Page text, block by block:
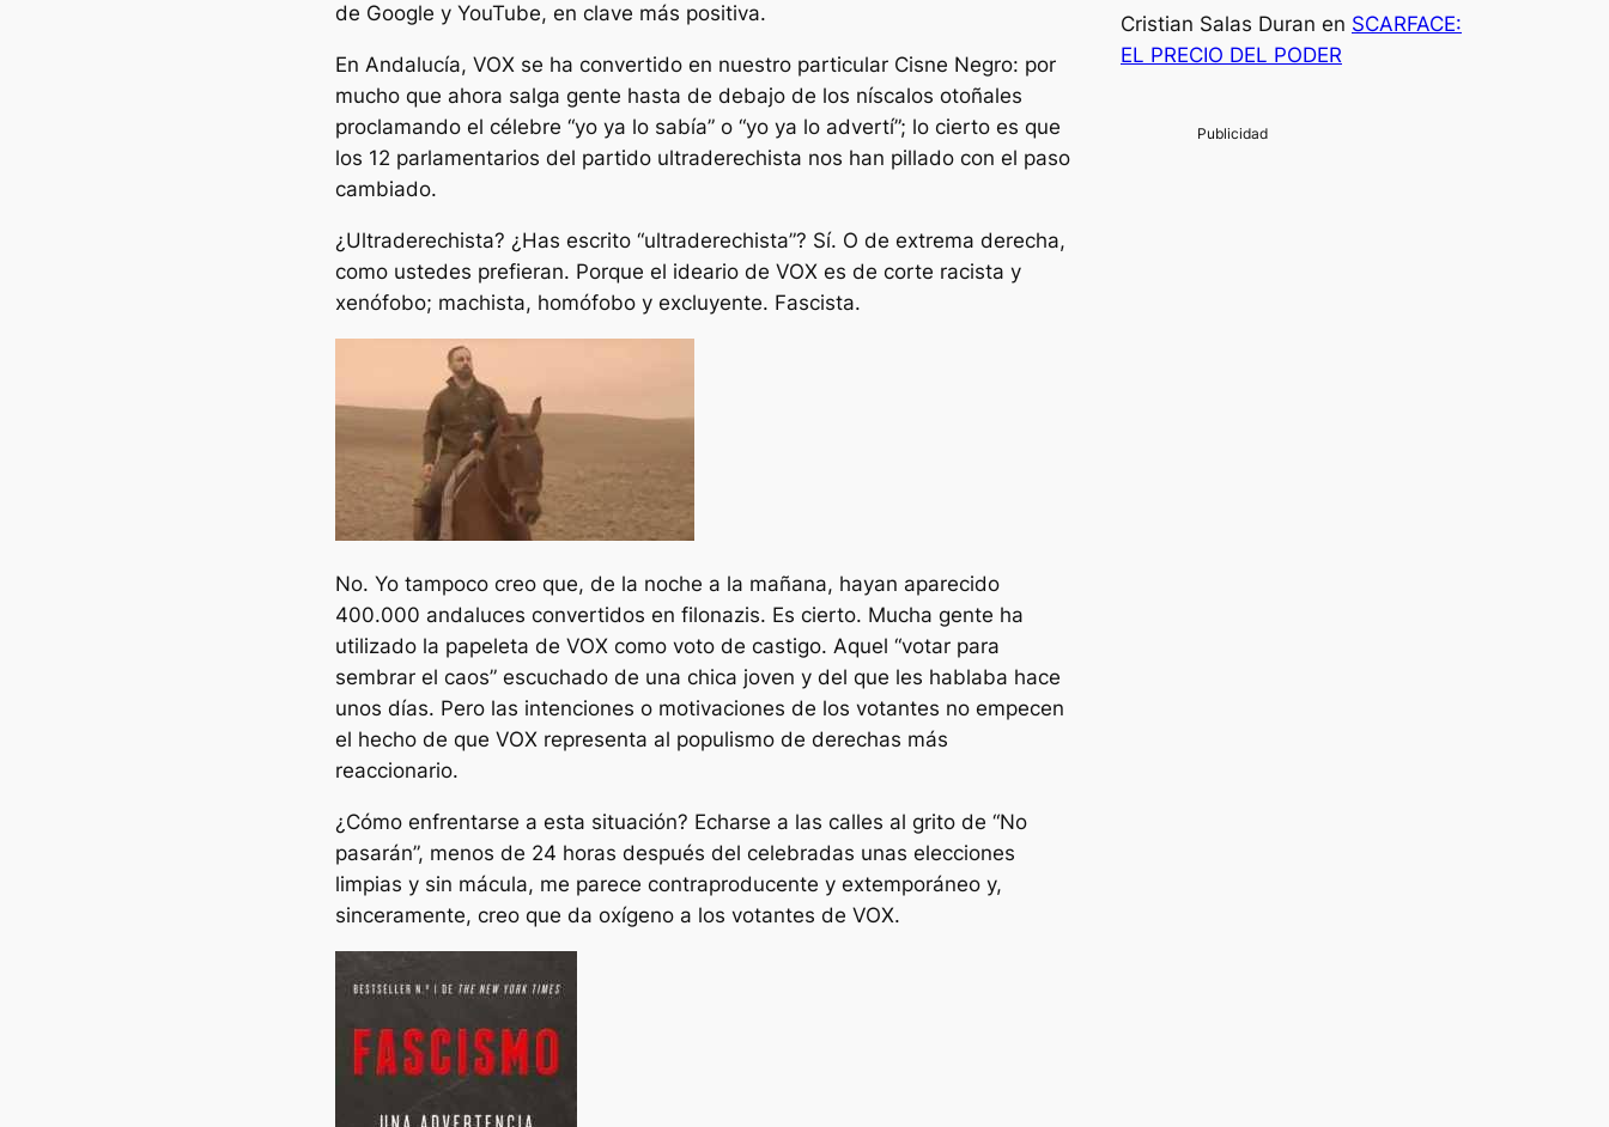
de Google y YouTube, en clave más positiva.
En Andalucía, VOX se ha convertido en nuestro particular Cisne Negro: por
mucho que ahora salga gente hasta de debajo de los níscalos otoñales
proclamando el célebre “yo ya lo sabía” o “yo ya lo advertí”; lo cierto es que
los 12 parlamentarios del partido ultraderechista nos han pillado con el paso
cambiado.
¿Ultraderechista? ¿Has escrito “ultraderechista”? Sí. O de extrema derecha,
como ustedes prefieran. Porque el ideario de VOX es de corte racista y
xenófobo; machista, homófobo y excluyente. Fascista.
No. Yo tampoco creo que, de la noche a la mañana, hayan aparecido
400.000 andaluces convertidos en filonazis. Es cierto. Mucha gente ha
utilizado la papeleta de VOX como voto de castigo. Aquel “votar para
sembrar el caos” escuchado de una chica joven y del que les hablaba hace
unos días. Pero las intenciones o motivaciones de los votantes no empecen
el hecho de que VOX representa al populismo de derechas más
reaccionario.
¿Cómo enfrentarse a esta situación? Echarse a las calles al grito de “No
pasarán”, menos de 24 horas después del celebradas unas elecciones
limpias y sin mácula, me parece contraproducente y extemporáneo y,
sinceramente, creo que da oxígeno a los votantes de VOX.
Cristian Salas Duran en SCARFACE:
EL PRECIO DEL PODER